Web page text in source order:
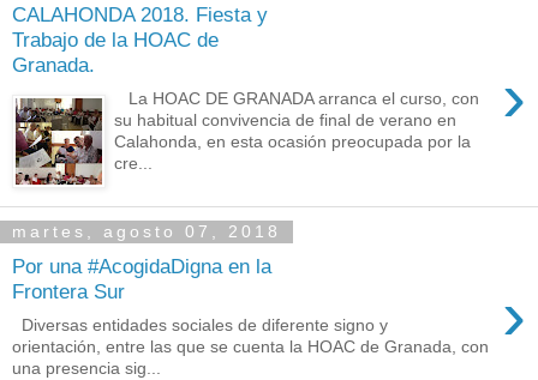
CALAHONDA 2018. Fiesta y
Trabajo de la HOAC de
Granada.
›
La HOAC DE GRANADA arranca el curso, con
su habitual convivencia de final de verano en
Calahonda, en esta ocasión preocupada por la
cre...
martes, agosto 07, 2018
Por una #AcogidaDigna en la
Frontera Sur
›
Diversas entidades sociales de diferente signo y
orientación, entre las que se cuenta la HOAC de Granada, con
una presencia sig...